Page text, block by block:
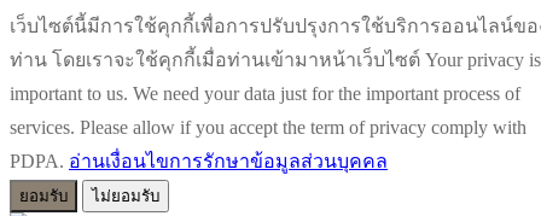
เว็บไซต์นี้มีการใช้คุกกี้เพื่อการปรับปรุงการใช้บริการออนไลน์ขอ
ท่าน โดยเราจะใช้คุกกี้เมื่อท่านเข้ามาหน้าเว็บไซต์ Your privacy is
important to us. We need your data just for the important process of
services. Please allow if you accept the term of privacy comply with
PDPA. อ่านเงื่อนไขการรักษาข้อมูลส่วนบุคคล
ยอมรับ ไม่ยอมรับ